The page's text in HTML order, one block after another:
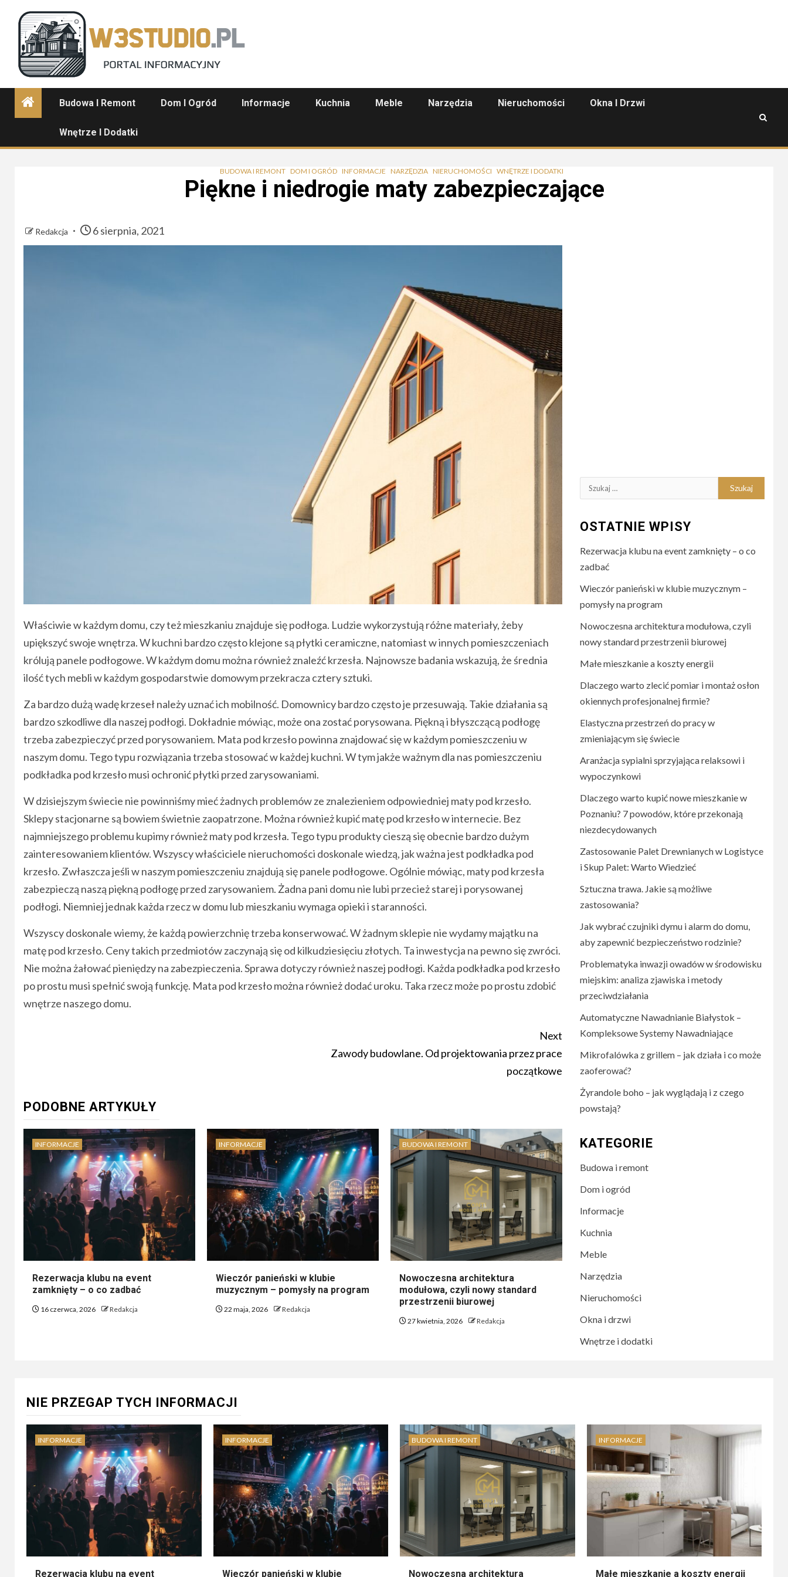
content
Budowa I Remont Dom I Ogród Informacje Kuchnia Meble Narzędzia Nieruchomości Okna I Drzwi
Wnętrze I Dodatki
BUDOWA I REMONT DOM I OGRÓD INFORMACJE NARZĘDZIA NIERUCHOMOŚCI WNĘTRZE I DODATKI
Piękne i niedrogie maty zabezpieczające
Redakcja 6 sierpnia, 2021
Właściwie w każdym domu, czy też mieszkaniu znajduje się podłoga. Ludzie wykorzystują różne materiały, żeby
upiększyć swoje wnętrza. W kuchni bardzo często klejone są płytki ceramiczne, natomiast w innych pomieszczeniach
królują panele podłogowe. W każdym domu można również znaleźć krzesła. Najnowsze badania wskazują, że średnia
ilość tych mebli w każdym gospodarstwie domowym przekracza cztery sztuki.
Za bardzo dużą wadę krzeseł należy uznać ich mobilność. Domownicy bardzo często je przesuwają. Takie działania są
bardzo szkodliwe dla naszej podłogi. Dokładnie mówiąc, może ona zostać porysowana. Piękną i błyszczącą podłogę
trzeba zabezpieczyć przed porysowaniem. Mata pod krzesło powinna znajdować się w każdym pomieszczeniu w
naszym domu. Tego typu rozwiązania trzeba stosować w każdej kuchni. W tym jakże ważnym dla nas pomieszczeniu
podkładka pod krzesło musi ochronić płytki przed zarysowaniami.
W dzisiejszym świecie nie powinniśmy mieć żadnych problemów ze znalezieniem odpowiedniej maty pod krzesło.
Sklepy stacjonarne są bowiem świetnie zaopatrzone. Można również kupić matę pod krzesło w internecie. Bez
najmniejszego problemu kupimy również maty pod krzesła. Tego typu produkty cieszą się obecnie bardzo dużym
zainteresowaniem klientów. Wszyscy właściciele nieruchomości doskonale wiedzą, jak ważna jest podkładka pod
krzesło. Zwłaszcza jeśli w naszym pomieszczeniu znajdują się panele podłogowe. Ogólnie mówiąc, maty pod krzesła
zabezpieczą naszą piękną podłogę przed zarysowaniem. Żadna pani domu nie lubi przecież starej i porysowanej
podłogi. Niemniej jednak każda rzecz w domu lub mieszkaniu wymaga opieki i staranności.
Wszyscy doskonale wiemy, że każdą powierzchnię trzeba konserwować. W żadnym sklepie nie wydamy majątku na
matę pod krzesło. Ceny takich przedmiotów zaczynają się od kilkudziesięciu złotych. Ta inwestycja na pewno się zwróci.
Nie można żałować pieniędzy na zabezpieczenia. Sprawa dotyczy również naszej podłogi. Każda podkładka pod krzesło
po prostu musi spełnić swoją funkcję. Mata pod krzesło można również dodać uroku. Taka rzecz może po prostu zdobić
wnętrze naszego domu.
Next
Zawody budowlane. Od projektowania przez prace
początkowe
PODOBNE ARTYKUŁY
INFORMACJE
Rezerwacja klubu na event
zamknięty – o co zadbać
16 czerwca, 2026 Redakcja
INFORMACJE
Wieczór panieński w klubie
muzycznym – pomysły na program
22 maja, 2026 Redakcja
BUDOWA I REMONT
Nowoczesna architektura
modułowa, czyli nowy standard
przestrzenii biurowej
27 kwietnia, 2026 Redakcja
Szukaj:
OSTATNIE WPISY
Rezerwacja klubu na event zamknięty – o co
zadbać
Wieczór panieński w klubie muzycznym –
pomysły na program
Nowoczesna architektura modułowa, czyli
nowy standard przestrzenii biurowej
Małe mieszkanie a koszty energii
Dlaczego warto zlecić pomiar i montaż osłon
okiennych profesjonalnej firmie?
Elastyczna przestrzeń do pracy w
zmieniającym się świecie
Aranżacja sypialni sprzyjająca relaksowi i
wypoczynkowi
Dlaczego warto kupić nowe mieszkanie w
Poznaniu? 7 powodów, które przekonają
niezdecydowanych
Zastosowanie Palet Drewnianych w Logistyce
i Skup Palet: Warto Wiedzieć
Sztuczna trawa. Jakie są możliwe
zastosowania?
Jak wybrać czujniki dymu i alarm do domu,
aby zapewnić bezpieczeństwo rodzinie?
Problematyka inwazji owadów w środowisku
miejskim: analiza zjawiska i metody
przeciwdziałania
Automatyczne Nawadnianie Białystok –
Kompleksowe Systemy Nawadniające
Mikrofalówka z grillem – jak działa i co może
zaoferować?
Żyrandole boho – jak wyglądają i z czego
powstają?
KATEGORIE
Budowa i remont
Dom i ogród
Informacje
Kuchnia
Meble
Narzędzia
Nieruchomości
Okna i drzwi
Wnętrze i dodatki
NIE PRZEGAP TYCH INFORMACJI
INFORMACJE
Rezerwacja klubu na event
INFORMACJE
Wieczór panieński w klubie
BUDOWA I REMONT
Nowoczesna architektura
INFORMACJE
Małe mieszkanie a koszty energii